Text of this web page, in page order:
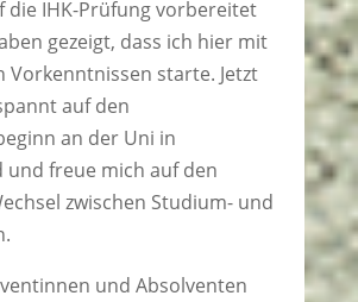
die IHK-Prüfung vorbereitet
gezeigt, dass ich hier mit
Vorkenntnissen starte. Jetzt
auf den
an der Uni in
freue mich auf den
zwischen Studium- und
und Absolventen